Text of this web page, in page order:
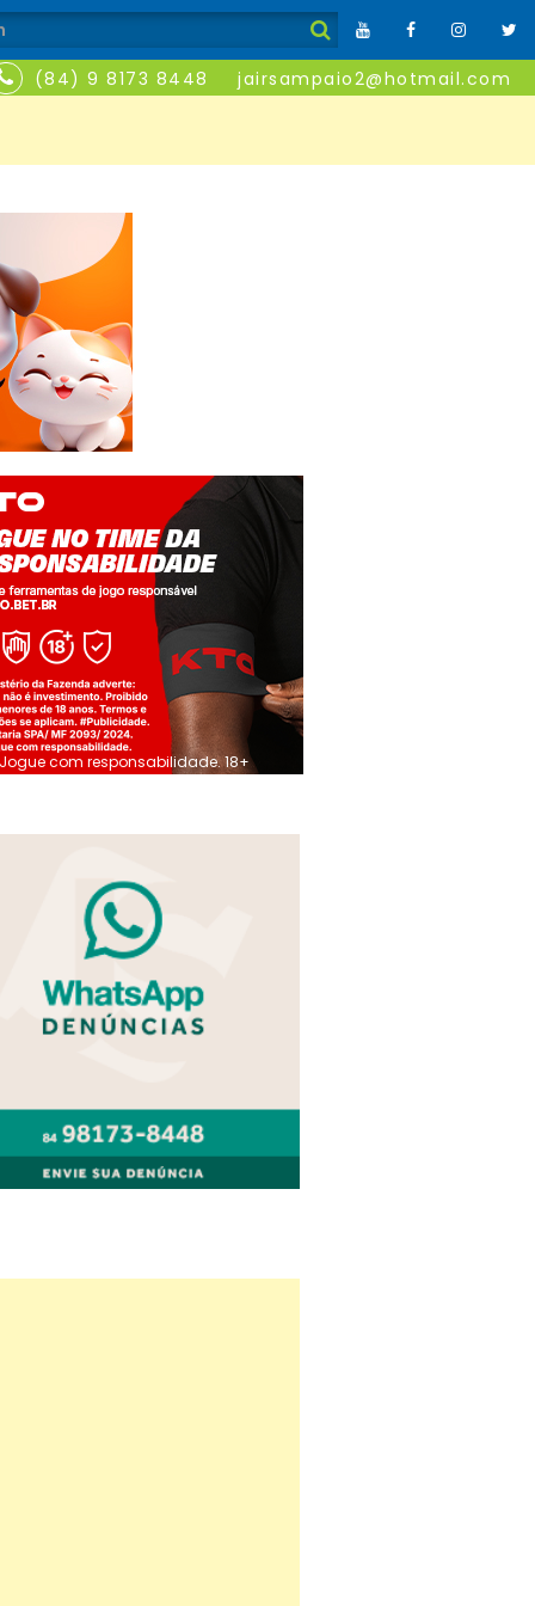
(84) 9 8173 8448 jairsampaio2@hotmail.com
Jogue com responsabilidade. 18+